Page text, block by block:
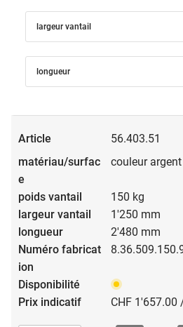
largeur vantail
longueur
56.403.51
couleur argent
150 kg
1'250 mm
2'480 mm
CHF 1'657.00